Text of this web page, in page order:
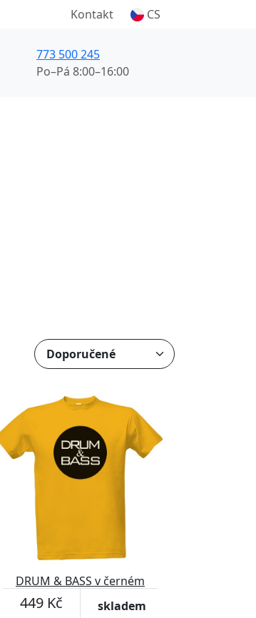
Kontakt CS
773 500 245
Po–Pá 8:00–16:00
DRUM & BASS v černém
449 Kč skladem